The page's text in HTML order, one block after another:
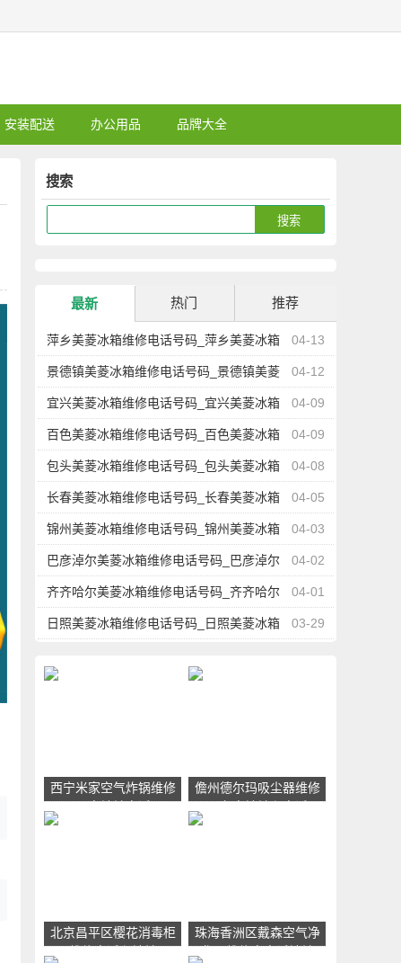
安装配送 办公用品 品牌大全
搜索
最新 热门 推荐
04-13
萍乡美菱冰箱维修电话号码_萍乡美菱冰箱
维修点地址查询 04-12
景德镇美菱冰箱维修电话号码_景德镇美菱
冰箱维修点地址查询 04-09
宜兴美菱冰箱维修电话号码_宜兴美菱冰箱
维修点地址查询 04-09
百色美菱冰箱维修电话号码_百色美菱冰箱
维修点地址查询 04-08
包头美菱冰箱维修电话号码_包头美菱冰箱
维修点地址查询 04-05
长春美菱冰箱维修电话号码_长春美菱冰箱
维修点地址查询 04-03
锦州美菱冰箱维修电话号码_锦州美菱冰箱
维修点地址查询 04-02
巴彦淖尔美菱冰箱维修电话号码_巴彦淖尔
美菱冰箱维修点地址查询 04-01
齐齐哈尔美菱冰箱维修电话号码_齐齐哈尔
美菱冰箱维修点地址查询 03-29
日照美菱冰箱维修电话号码_日照美菱冰箱
西宁米家空气炸锅维修
网点地址电话
儋州德尔玛吸尘器维修
服务点地址和电话
北京昌平区樱花消毒柜
维修电话和地址
珠海香洲区戴森空气净
化器维修点电话地址